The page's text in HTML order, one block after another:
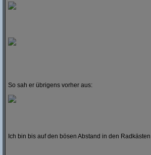
So sah er übrigens vorher aus:
Ich bin bis auf den bösen Abstand in den